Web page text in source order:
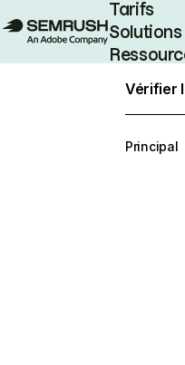
Tarifs
Solutions
Vérifier
Principal